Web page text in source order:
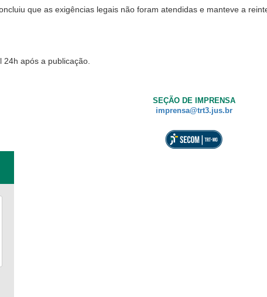
que as exigências legais não foram atendidas e manteve a
após a publicação.
SEÇÃO DE IMPRENSA
imprensa@trt3.jus.br